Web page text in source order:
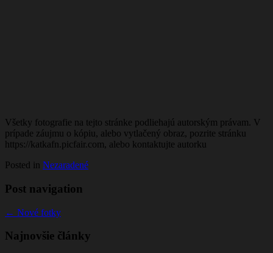
Všetky fotografie na tejto stránke podliehajú autorským právam. V
prípade záujmu o kópiu, alebo vytlačený obraz, pozrite stránku
https://katkafn.picfair.com, alebo kontaktujte autorku
Posted in Nezaradené
Post navigation
← Nové fotky
Najnovšie články